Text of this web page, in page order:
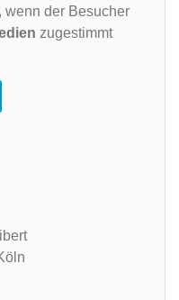
wenn der Besucher
zugestimmt